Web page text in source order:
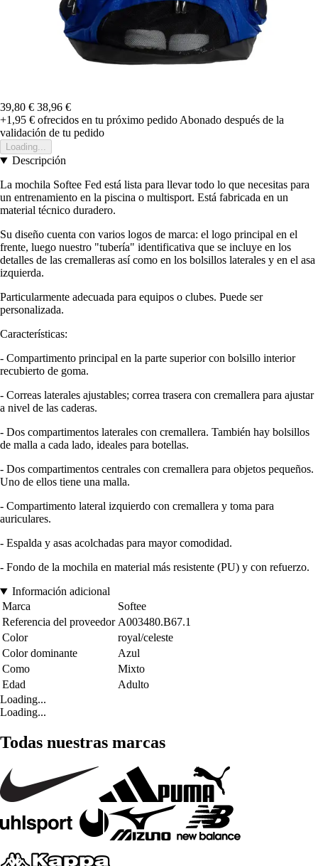
39,80 € 38,96 €
+1,95 € ofrecidos en tu próximo pedido Abonado después de la
validación de tu pedido
Loading...
Descripción
La mochila Softee Fed está lista para llevar todo lo que necesitas para
un entrenamiento en la piscina o multisport. Está fabricada en un
material técnico duradero.
Su diseño cuenta con varios logos de marca: el logo principal en el
frente, luego nuestro "tubería" identificativa que se incluye en los
detalles de las cremalleras así como en los bolsillos laterales y en el asa
izquierda.
Particularmente adecuada para equipos o clubes. Puede ser
personalizada.
Características:
- Compartimento principal en la parte superior con bolsillo interior
recubierto de goma.
- Correas laterales ajustables; correa trasera con cremallera para ajustar
a nivel de las caderas.
- Dos compartimentos laterales con cremallera. También hay bolsillos
de malla a cada lado, ideales para botellas.
- Dos compartimentos centrales con cremallera para objetos pequeños.
Uno de ellos tiene una malla.
- Compartimento lateral izquierdo con cremallera y toma para
auriculares.
- Espalda y asas acolchadas para mayor comodidad.
- Fondo de la mochila en material más resistente (PU) y con refuerzo.
Información adicional
Marca
Softee
Referencia del proveedor A003480.B67.1
Color
royal/celeste
Color dominante
Azul
Como
Mixto
Edad
Adulto
Loading...
Loading...
Todas nuestras marcas